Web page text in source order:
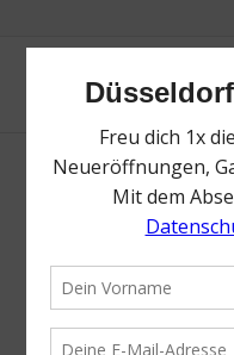
Tokyo Ramen
Foto: